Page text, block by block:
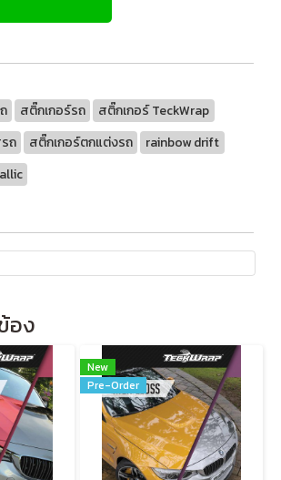
สติ๊กเกอร์รถ
สติ๊กเกอร์ TeckWrap
ถ
สติ๊กเกอร์ตกแต่งรถ
rainbow drift
อง
New
Pre-Order